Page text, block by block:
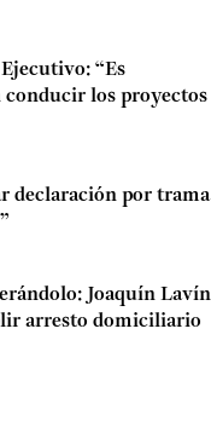
“Es
conducir los proyectos
declaración por trama
Joaquín Lavín
arresto domiciliario